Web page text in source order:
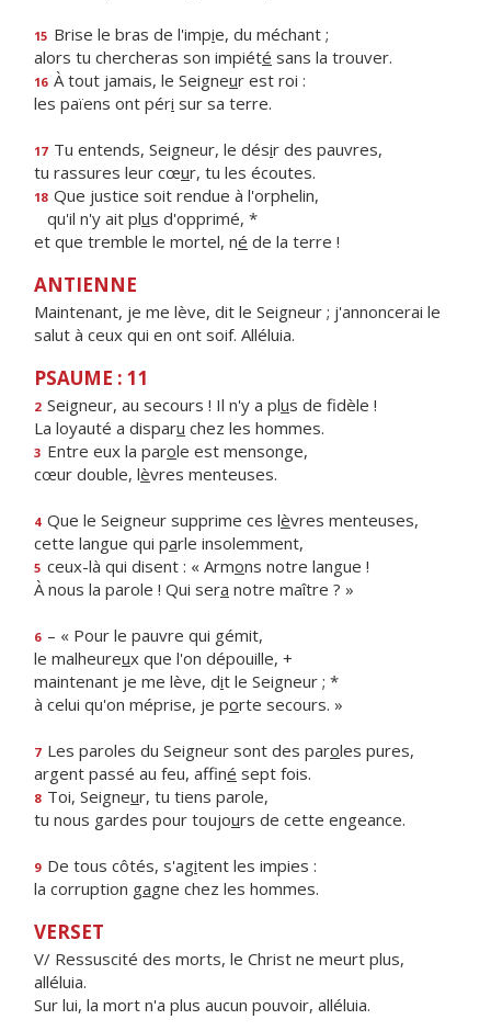
15 Brise le bras de l'impie, du méchant ;
alors tu chercheras son impiété sans la trouver.
16 À tout jamais, le Seigneur est roi :
les païens ont péri sur sa terre.
17 Tu entends, Seigneur, le désir des pauvres,
tu rassures leur cœur, tu les écoutes.
18 Que justice soit rendue à l'orphelin,
qu'il n'y ait plus d'opprimé, *
et que tremble le mortel, né de la terre !
ANTIENNE
Maintenant, je me lève, dit le Seigneur ; j'annoncerai le
salut à ceux qui en ont soif. Alléluia.
PSAUME : 11
2 Seigneur, au secours ! Il n'y a plus de fidèle !
La loyauté a disparu chez les hommes.
3 Entre eux la parole est mensonge,
cœur double, lèvres menteuses.
4 Que le Seigneur supprime ces lèvres menteuses,
cette langue qui parle insolemment,
5 ceux-là qui disent : « Armons notre langue !
À nous la parole ! Qui sera notre maître ? »
6 – « Pour le pauvre qui gémit,
le malheureux que l'on dépouille, +
maintenant je me lève, dit le Seigneur ; *
à celui qu'on méprise, je porte secours. »
7 Les paroles du Seigneur sont des paroles pures,
argent passé au feu, affiné sept fois.
8 Toi, Seigneur, tu tiens parole,
tu nous gardes pour toujours de cette engeance.
9 De tous côtés, s'agitent les impies :
la corruption gagne chez les hommes.
VERSET
V/ Ressuscité des morts, le Christ ne meurt plus,
alléluia.
Sur lui, la mort n'a plus aucun pouvoir, alléluia.